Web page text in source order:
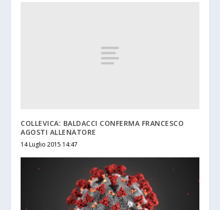
COLLEVICA: BALDACCI CONFERMA FRANCESCO
AGOSTI ALLENATORE
14 Luglio 2015 14:47